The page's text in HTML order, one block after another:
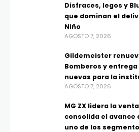
Disfraces, legos y
que dominan el
Niño
AGOSTO 7, 2026
Gildemeister
Bomberos y entrega
nuevas para la
AGOSTO 7, 2026
MG ZX lidera la
consolida el avance
uno de los